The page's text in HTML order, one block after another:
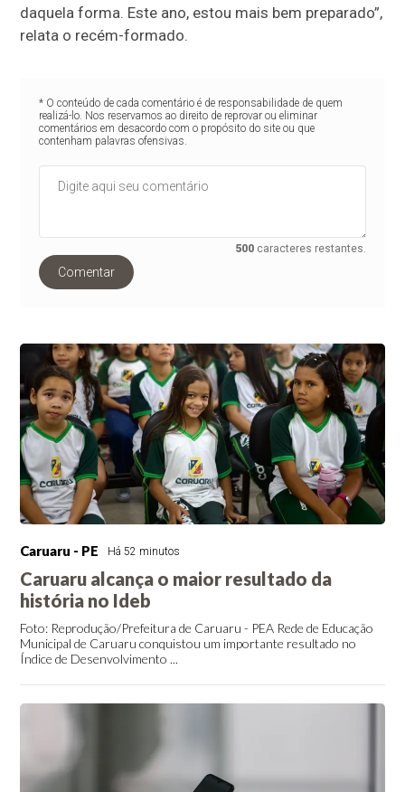
daquela forma. Este ano, estou mais bem preparado”,
relata o recém-formado.
* O conteúdo de cada comentário é de responsabilidade de quem
realizá-lo. Nos reservamos ao direito de reprovar ou eliminar
comentários em desacordo com o propósito do site ou que
contenham palavras ofensivas.
500 caracteres restantes.
Comentar
Caruaru - PE Há 52 minutos
Caruaru alcança o maior resultado da
história no Ideb
Foto: Reprodução/Prefeitura de Caruaru - PEA Rede de Educação
Municipal de Caruaru conquistou um importante resultado no
Índice de Desenvolvimento ...